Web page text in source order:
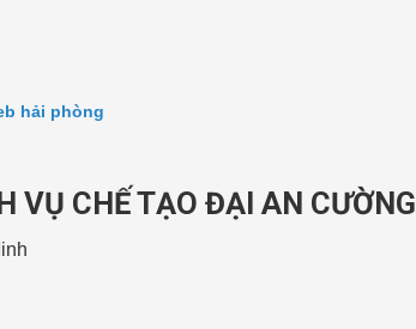
hải phòng
VỤ CHẾ TẠO ĐẠI AN CƯỜNG